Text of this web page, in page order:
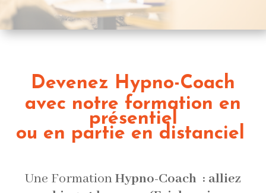
Devenez Hypno-Coach
avec notre formation en
présentiel
ou en partie en distanciel
Une FormationHypno-Coach : alliez